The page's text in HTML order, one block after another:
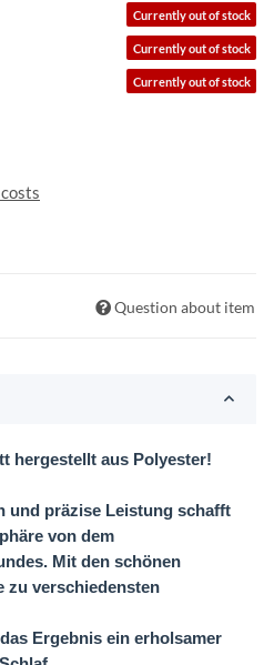
Currently out of stock
Currently out of stock
Currently out of stock
Question about item
hergestellt aus Polyester!
und präzise Leistung schafft
von dem
Mit den schönen
zu verschiedensten
Ergebnis ein erholsamer